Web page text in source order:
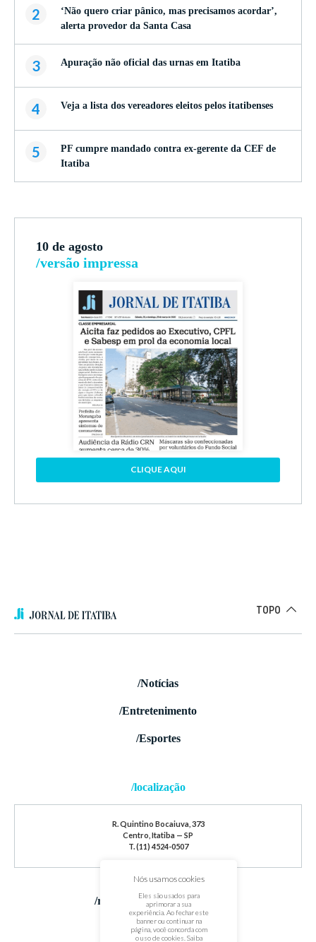
2
‘Não quero criar pânico, mas precisamos acordar’,
alerta provedor da Santa Casa
3 Apuração não oficial das urnas em Itatiba
4 Veja a lista dos vereadores eleitos pelos itatibenses
5
PF cumpre mandado contra ex-gerente da CEF de
Itatiba
10 de agosto
/versão impressa
CLIQUE AQUI
TOPO
/Notícias
/Entretenimento
/Esportes
/localização
R. Quintino Bocaiuva, 373
Centro, Itatiba — SP
T. (11) 4524-0507
/redes sociais
Nós usamos cookies
Eles são usados para
aprimorar a sua
experiência. Ao fechar este
banner ou continuar na
página, você concorda com
o uso de cookies. Saiba